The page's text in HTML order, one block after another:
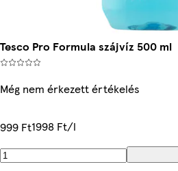
Tesco Pro Formula szájvíz 500 ml
Még nem érkezett értékelés
999 Ft1998 Ft/l